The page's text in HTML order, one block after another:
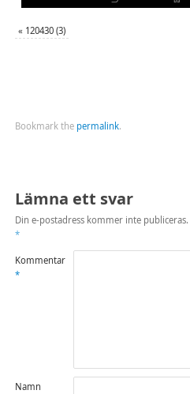
« 120430 (3)
Bookmark the permalink.
Lämna ett svar
Din e-postadress kommer inte publiceras.
*
Kommentar
*
Namn